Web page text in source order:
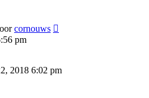
cornouws
pm
2018 6:02 pm